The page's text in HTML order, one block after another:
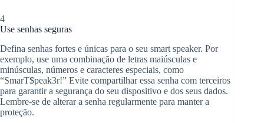
4
Use senhas seguras
Defina senhas fortes e únicas para o seu smart speaker. Por
exemplo, use uma combinação de letras maiúsculas e
minúsculas, números e caracteres especiais, como
“SmarT$peak3r!” Evite compartilhar essa senha com terceiros
para garantir a segurança do seu dispositivo e dos seus dados.
Lembre-se de alterar a senha regularmente para manter a
proteção.